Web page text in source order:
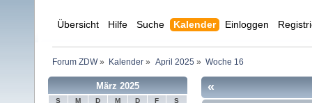
Übersicht Hilfe Suche Kalender Einloggen
Forum ZDW» Kalender » April 2025 » Woche 16
März 2025
S M D M D F
S
«